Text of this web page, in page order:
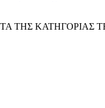
ΤΗΣ ΚΑΤΗΓΟΡΙΑΣ